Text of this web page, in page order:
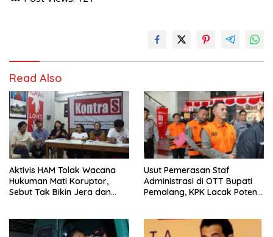
Read Also
Aktivis HAM Tolak Wacana
Hukuman Mati Koruptor,
Sebut Tak Bikin Jera dan
Usut Pemerasan Staf
Administrasi di OTT Bupati
Pemalang, KPK Lacak Potensi